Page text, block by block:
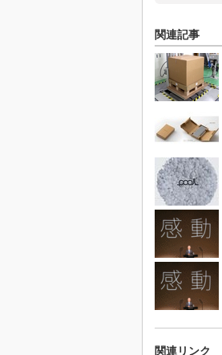
関連記事
関連リンク